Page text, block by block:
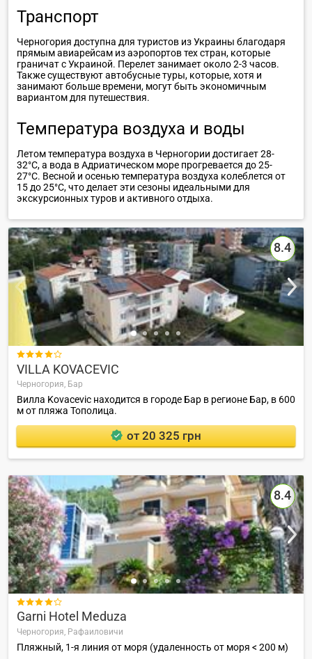
Транспорт
Черногория доступна для туристов из Украины благодаря
прямым авиарейсам из аэропортов тех стран, которые
граничат с Украиной. Перелет занимает около 2-3 часов.
Также существуют автобусные туры, которые, хотя и
занимают больше времени, могут быть экономичным
вариантом для путешествия.
Температура воздуха и воды
Летом температура воздуха в Черногории достигает 28-
32°C, а вода в Адриатическом море прогревается до 25-
27°C. Весной и осенью температура воздуха колеблется от
15 до 25°C, что делает эти сезоны идеальными для
экскурсионных туров и активного отдыха.
8.4

VILLA KOVACEVIC
Черногория, Бар
Вилла Kovacevic находится в городе Бар в регионе Бар, в 600
м от пляжа Тополица.
от 20 325 грн
8.4

Garni Hotel Meduza
Черногория, Рафаиловичи
Пляжный, 1-я линия от моря (удаленность от моря < 200 м)